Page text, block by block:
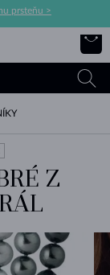
prsteňu >
Z